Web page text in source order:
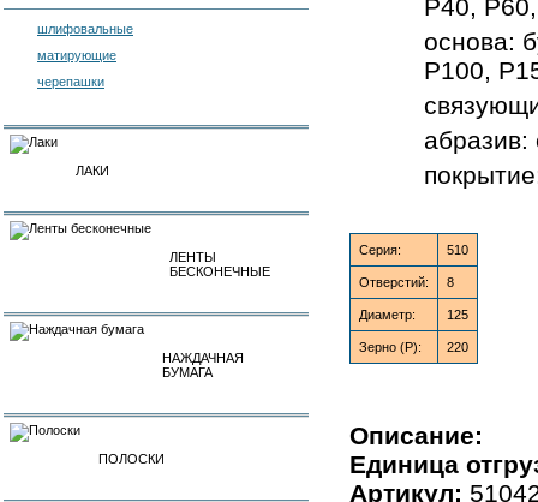
шлифовальные
матирующие
черепашки
ЛАКИ
ЛЕНТЫ
БЕСКОНЕЧНЫЕ
НАЖДАЧНАЯ
БУМАГА
ПОЛОСКИ
P40,
основа:
P100,
Серия: 510
Отверстий: 8
Диаметр: 125
Зерно (P): 220
Описание:
Единица
Артикул: